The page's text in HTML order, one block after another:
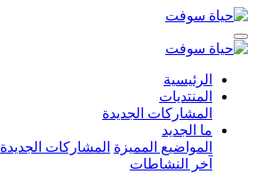
الرئيسية
المنتديات
المشاركات الجديدة
ما الجديد
المواضيع المميزة المشاركات الجديدة
آخر النشاطات